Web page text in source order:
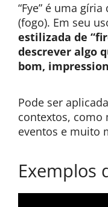
“Fye” é uma
(fogo). Em seu
estilizada de
descrever algo
bom,
Pode ser
contextos, como
eventos e muito
Exemplos